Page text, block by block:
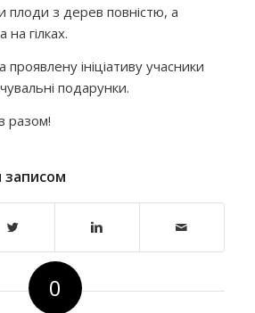
плоди з дерев повністю, а
гілках.
проявлену ініціативу учасники
подарунки.
разом!
записом
0